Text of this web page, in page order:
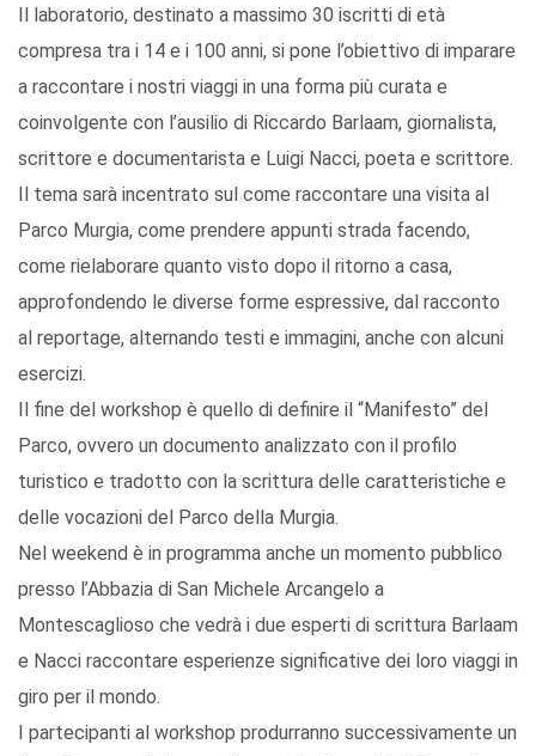
Il laboratorio, destinato a massimo 30 iscritti di età
compresa tra i 14 e i 100 anni, si pone l’obiettivo di imparare
a raccontare i nostri viaggi in una forma più curata e
coinvolgente con l’ausilio di Riccardo Barlaam, giornalista,
scrittore e documentarista e Luigi Nacci, poeta e scrittore.
Il tema sarà incentrato sul come raccontare una visita al
Parco Murgia, come prendere appunti strada facendo,
come rielaborare quanto visto dopo il ritorno a casa,
approfondendo le diverse forme espressive, dal racconto
al reportage, alternando testi e immagini, anche con alcuni
esercizi.
Il fine del workshop è quello di definire il “Manifesto” del
Parco, ovvero un documento analizzato con il profilo
turistico e tradotto con la scrittura delle caratteristiche e
delle vocazioni del Parco della Murgia.
Nel weekend è in programma anche un momento pubblico
presso l’Abbazia di San Michele Arcangelo a
Montescaglioso che vedrà i due esperti di scrittura Barlaam
e Nacci raccontare esperienze significative dei loro viaggi in
giro per il mondo.
I partecipanti al workshop produrranno successivamente un